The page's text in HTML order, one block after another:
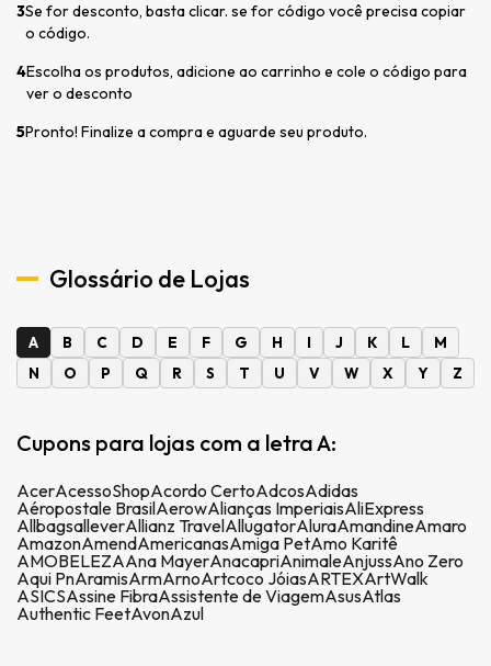
3Se for desconto, basta clicar. se for código você precisa copiar
o código.
4Escolha os produtos, adicione ao carrinho e cole o código para
ver o desconto
5Pronto! Finalize a compra e aguarde seu produto.
Glossário de Lojas
A B C D E F G H I J K L
M
N
O P Q R S T U V W X Y Z
Cupons para lojas com a letra A:
AcerAcessoShopAcordo CertoAdcosAdidas
Aéropostale BrasilAerowAlianças ImperiaisAliExpress
AllbagsalleverAllianz TravelAllugatorAluraAmandineAmaro
AmazonAmendAmericanasAmiga PetAmo Karitê
AMOBELEZAAna MayerAnacapriAnimaleAnjussAno Zero
Aqui PnAramisArmArnoArtcoco JóiasARTEXArtWalk
ASICSAssine FibraAssistente de ViagemAsusAtlas
Authentic FeetAvonAzul